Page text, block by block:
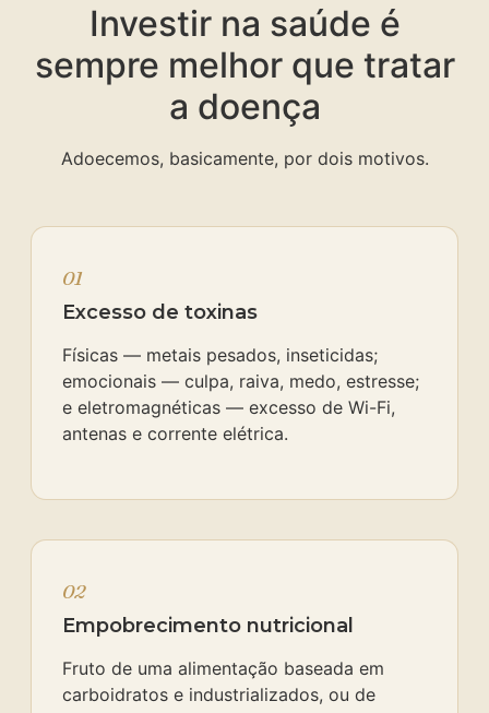
Investir na saúde é
sempre melhor que tratar
a doença
Adoecemos, basicamente, por dois motivos.
01
Excesso de toxinas
Físicas — metais pesados, inseticidas;
emocionais — culpa, raiva, medo, estresse;
e eletromagnéticas — excesso de Wi-Fi,
antenas e corrente elétrica.
02
Empobrecimento nutricional
Fruto de uma alimentação baseada em
carboidratos e industrializados, ou de